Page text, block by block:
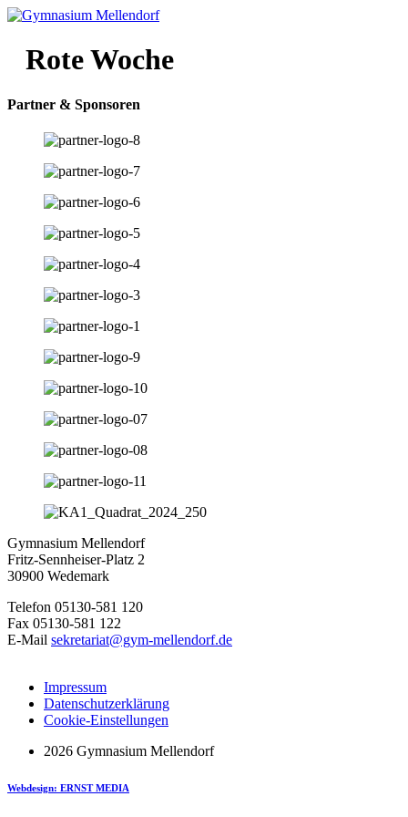
Zum
wechseln
Rote Woche
Partner & Sponsoren
Gymnasium Mellendorf
Fritz-Sennheiser-Platz 2
30900 Wedemark
Telefon 05130-581 120
Fax 05130-581 122
E-Mail sekretariat@gym-mellendorf.de
Impressum
Datenschutzerklärung
Cookie-Einstellungen
2026 Gymnasium Mellendorf
Webdesign: ERNST MEDIA